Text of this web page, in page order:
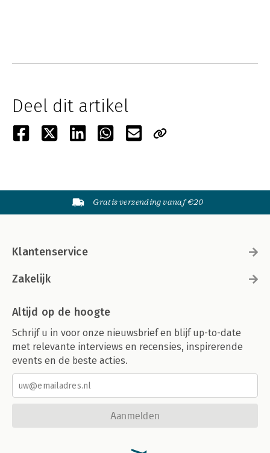
Deel dit artikel
Gratis verzending vanaf €20
Klantenservice
Zakelijk
Altijd op de hoogte
Schrijf u in voor onze nieuwsbrief en blijf up-to-date
met relevante interviews en recensies, inspirerende
events en de beste acties.
Aanmelden